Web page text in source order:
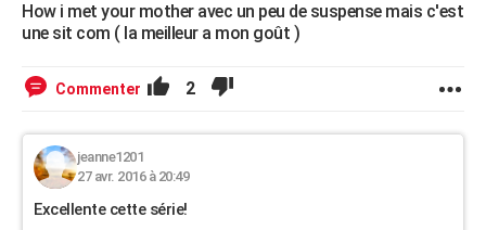
How i met your mother avec un peu de suspense mais c'est
une sit com ( la meilleur a mon goût )
Commenter 2
jeanne1201
27 avr. 2016 à 20:49
Excellente cette série!